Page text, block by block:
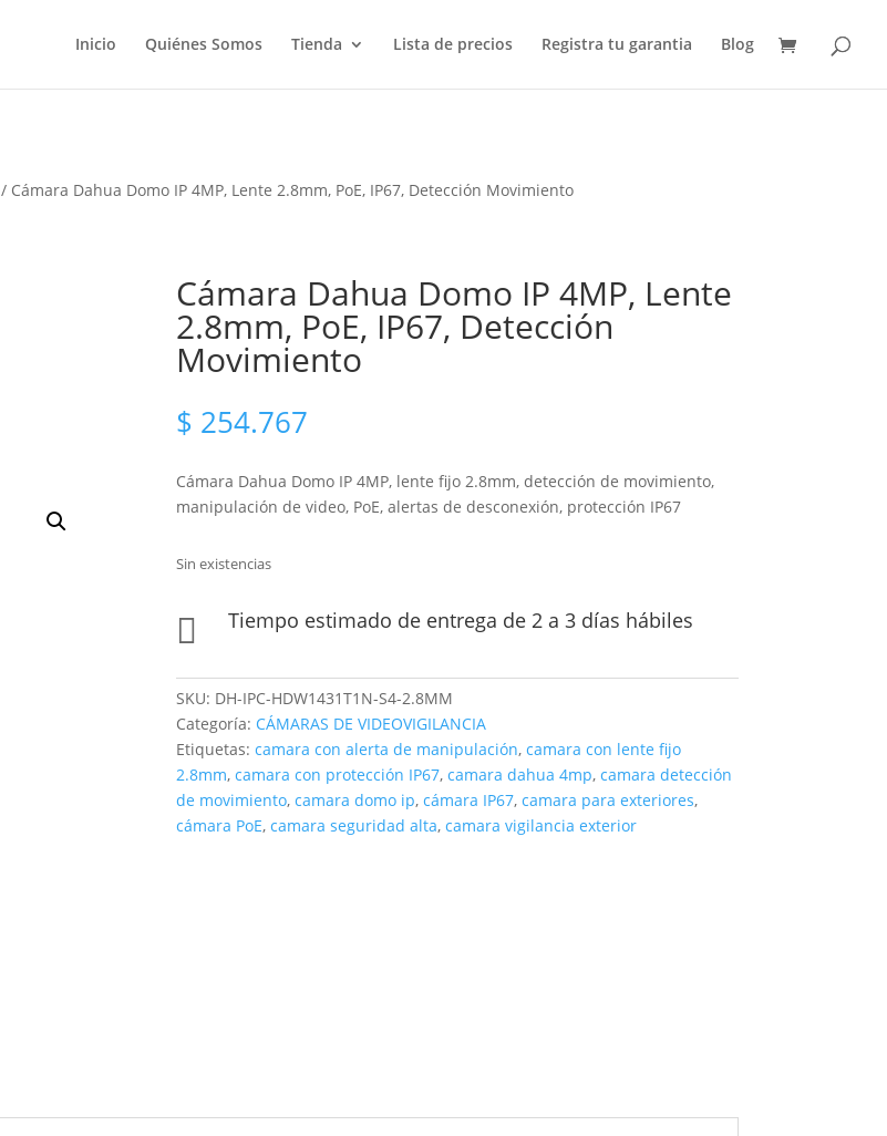
Inicio Quiénes Somos Tienda Lista de precios Registra tu garantia Blog
/ Cámara Dahua Domo IP 4MP, Lente 2.8mm, PoE, IP67, Detección Movimiento
Cámara Dahua Domo IP 4MP, Lente
2.8mm, PoE, IP67, Detección
Movimiento
$ 254.767
Cámara Dahua Domo IP 4MP, lente fijo 2.8mm, detección de movimiento,
manipulación de video, PoE, alertas de desconexión, protección IP67
Sin existencias
 Tiempo estimado de entrega de 2 a 3 días hábiles
SKU: DH-IPC-HDW1431T1N-S4-2.8MM
Categoría: CÁMARAS DE VIDEOVIGILANCIA
Etiquetas: camara con alerta de manipulación, camara con lente fijo
2.8mm, camara con protección IP67, camara dahua 4mp, camara detección
de movimiento, camara domo ip, cámara IP67, camara para exteriores,
cámara PoE, camara seguridad alta, camara vigilancia exterior